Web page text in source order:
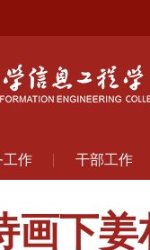
工作 干部工作
画下